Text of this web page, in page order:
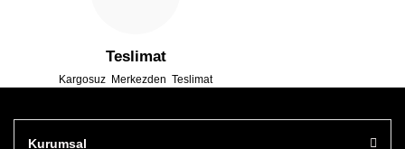
Teslimat
Kargosuz Merkezden Teslimat
Kurumsal